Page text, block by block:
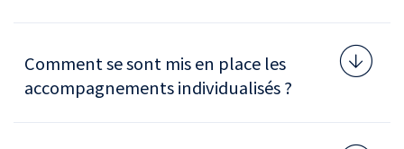
Comment se sont mis en place les
accompagnements individualisés ?